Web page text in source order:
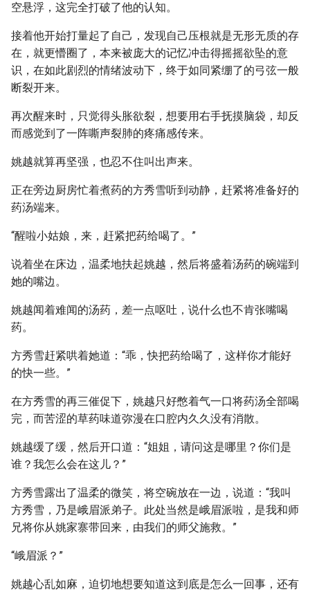
空悬浮，这完全打破了他的认知。
接着他开始打量起了自己，发现自己压根就是无形无质的存
在，就更懵圈了，本来被庞大的记忆冲击得摇摇欲坠的意
识，在如此剧烈的情绪波动下，终于如同紧绷了的弓弦一般
断裂开来。
再次醒来时，只觉得头胀欲裂，想要用右手抚摸脑袋，却反
而感觉到了一阵嘶声裂肺的疼痛感传来。
姚越就算再坚强，也忍不住叫出声来。
正在旁边厨房忙着煮药的方秀雪听到动静，赶紧将准备好的
药汤端来。
“醒啦小姑娘，来，赶紧把药给喝了。”
说着坐在床边，温柔地扶起姚越，然后将盛着汤药的碗端到
她的嘴边。
姚越闻着难闻的汤药，差一点呕吐，说什么也不肯张嘴喝
药。
方秀雪赶紧哄着她道：“乖，快把药给喝了，这样你才能好
的快一些。”
在方秀雪的再三催促下，姚越只好憋着气一口将药汤全部喝
完，而苦涩的草药味道弥漫在口腔内久久没有消散。
姚越缓了缓，然后开口道：“姐姐，请问这是哪里？你们是
谁？我怎么会在这儿？”
方秀雪露出了温柔的微笑，将空碗放在一边，说道：“我叫
方秀雪，乃是峨眉派弟子。此处当然是峨眉派啦，是我和师
兄将你从姚家寨带回来，由我们的师父施救。”
“峨眉派？”
姚越心乱如麻，迫切地想要知道这到底是怎么一回事，还有